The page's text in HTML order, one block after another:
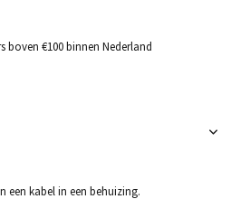
boven €100 binnen Nederland
een kabel in een behuizing.